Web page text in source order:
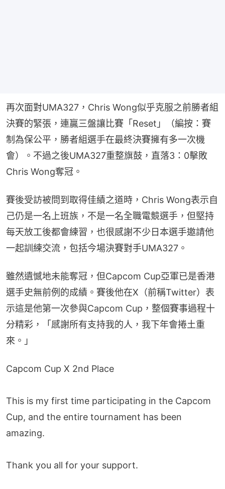
再次面對UMA327，Chris Wong似乎克服之前勝者組
決賽的緊張，連贏三盤讓比賽「Reset」（編按：賽
制為保公平，勝者組選手在最終決賽擁有多一次機
會）。不過之後UMA327重整旗鼓，直落3：0擊敗
Chris Wong奪冠。
賽後受訪被問到取得佳績之道時，Chris Wong表示自
己仍是一名上班族，不是一名全職電競選手，但堅持
每天放工後都會練習，也很感謝不少日本選手邀請他
一起訓練交流，包括今場決賽對手UMA327。
雖然遺憾地未能奪冠，但Capcom Cup亞軍已是香港
選手史無前例的成績。賽後他在X（前稱Twitter）表
示這是他第一次參與Capcom Cup，整個賽事過程十
分精彩，「感謝所有支持我的人，我下年會捲土重
來。」
Capcom Cup X 2nd Place
This is my first time participating in the Capcom
Cup, and the entire tournament has been
amazing.
Thank you all for your support.